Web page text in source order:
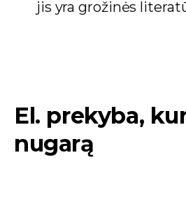
jis yra grožinės
El. prekyba,
nugarą